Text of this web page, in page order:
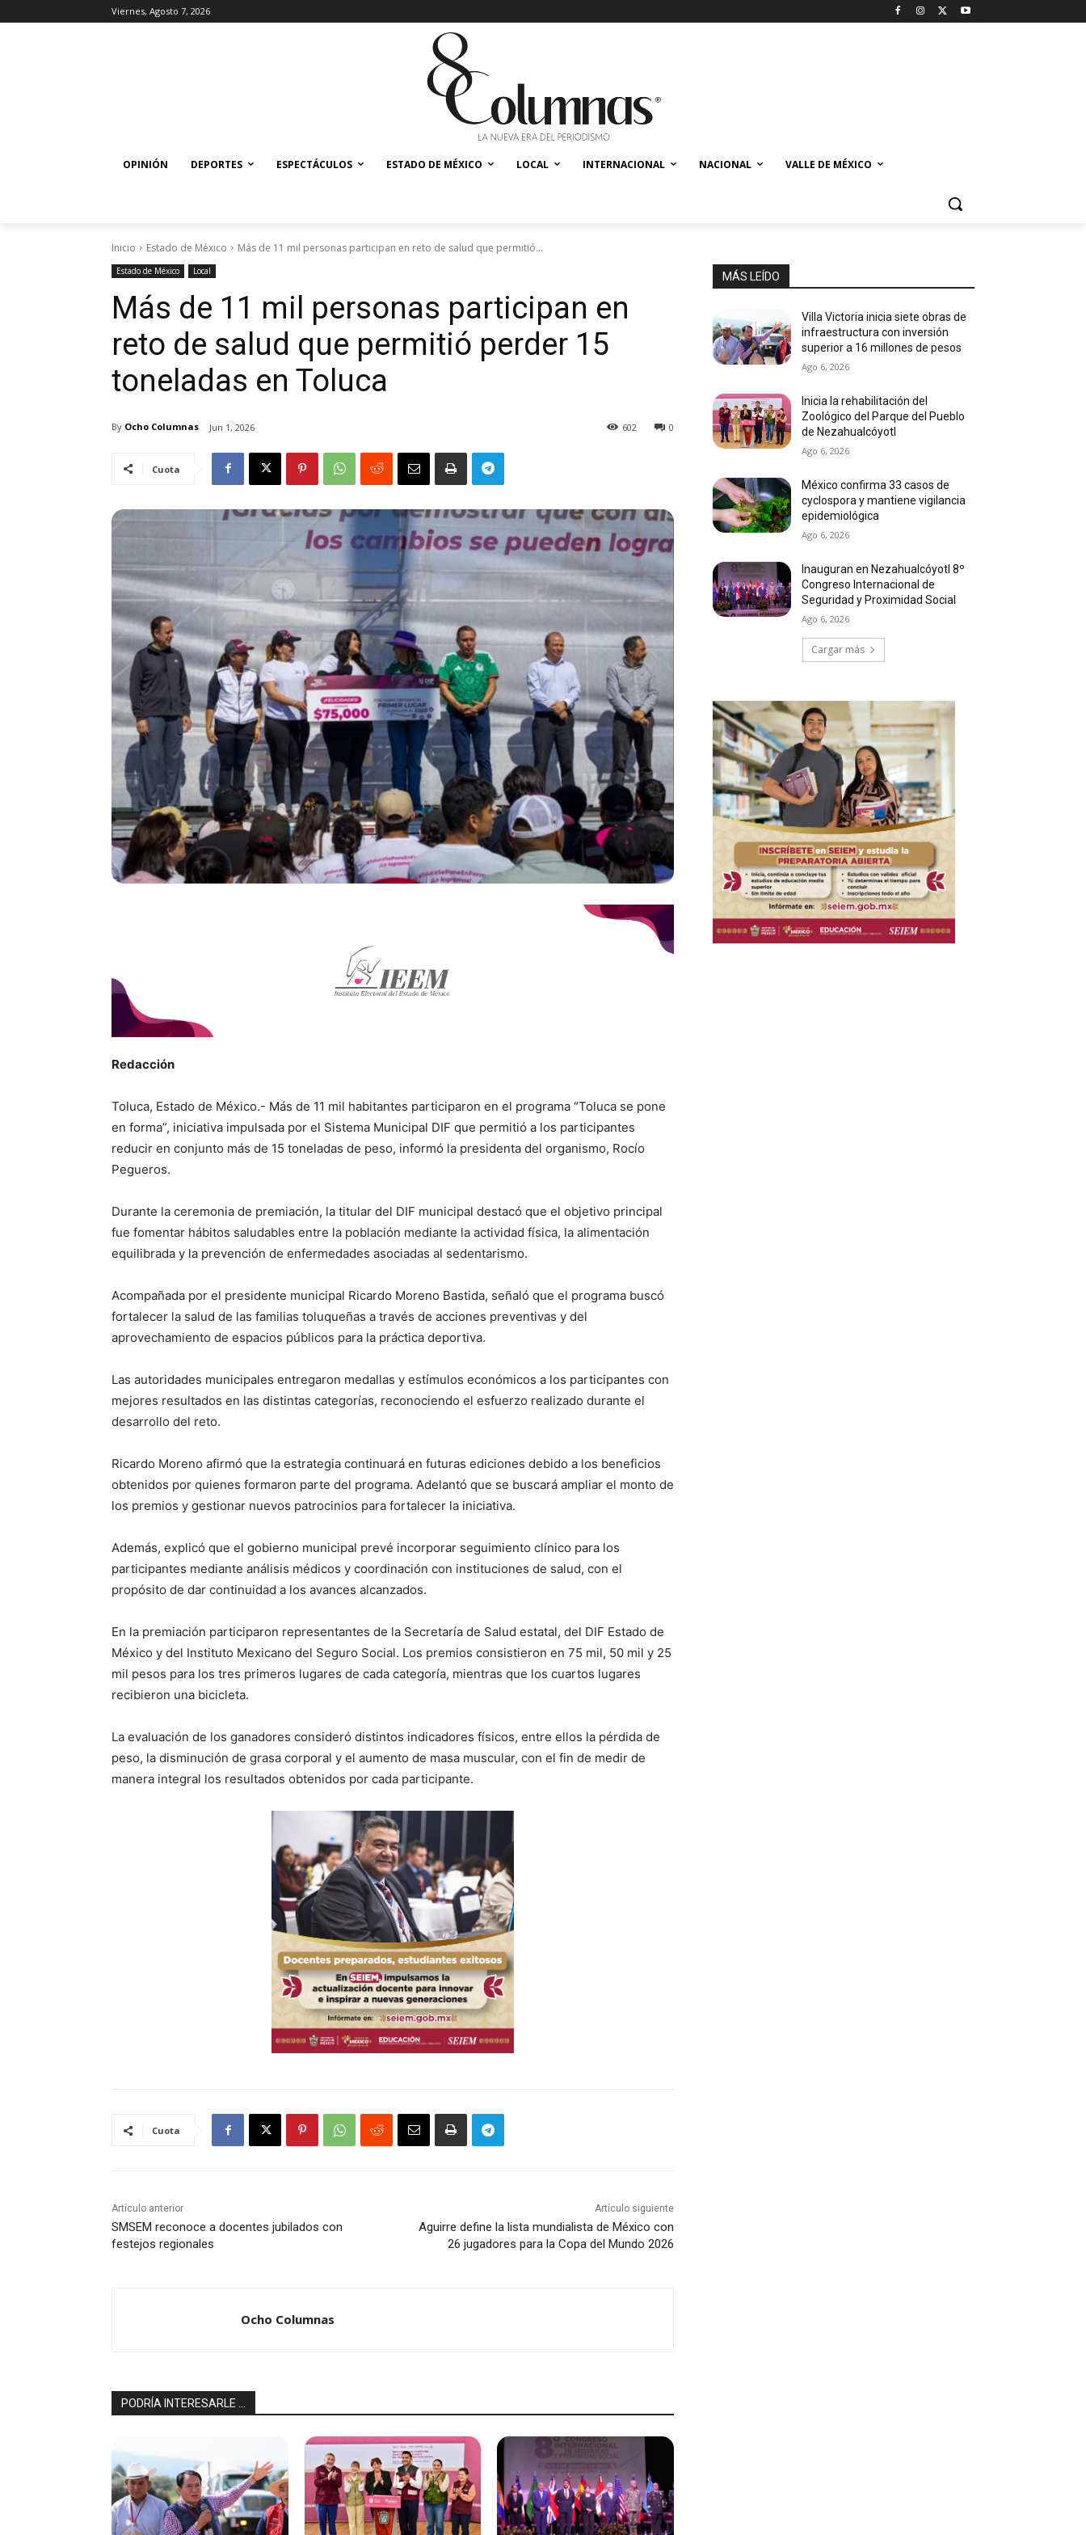
Viernes, Agosto 7, 2026
OPINIÓN DEPORTES ESPECTÁCULOS ESTADO DE MÉXICO LOCAL INTERNACIONAL NACIONAL VALLE DE MÉXICO
Inicio Estado de México Más de 11 mil personas participan en reto de salud que permitió...
Estado de México Local
Más de 11 mil personas participan en
reto de salud que permitió perder 15
toneladas en Toluca
By Ocho Columnas Jun 1, 2026 0
602
Cuota
Redacción
Toluca, Estado de México.- Más de 11 mil habitantes participaron en el programa “Toluca se pone
en forma”, iniciativa impulsada por el Sistema Municipal DIF que permitió a los participantes
reducir en conjunto más de 15 toneladas de peso, informó la presidenta del organismo, Rocío
Pegueros.
Durante la ceremonia de premiación, la titular del DIF municipal destacó que el objetivo principal
fue fomentar hábitos saludables entre la población mediante la actividad física, la alimentación
equilibrada y la prevención de enfermedades asociadas al sedentarismo.
Acompañada por el presidente municipal Ricardo Moreno Bastida, señaló que el programa buscó
fortalecer la salud de las familias toluqueñas a través de acciones preventivas y del
aprovechamiento de espacios públicos para la práctica deportiva.
Las autoridades municipales entregaron medallas y estímulos económicos a los participantes con
mejores resultados en las distintas categorías, reconociendo el esfuerzo realizado durante el
desarrollo del reto.
Ricardo Moreno afirmó que la estrategia continuará en futuras ediciones debido a los beneficios
obtenidos por quienes formaron parte del programa. Adelantó que se buscará ampliar el monto de
los premios y gestionar nuevos patrocinios para fortalecer la iniciativa.
Además, explicó que el gobierno municipal prevé incorporar seguimiento clínico para los
participantes mediante análisis médicos y coordinación con instituciones de salud, con el
propósito de dar continuidad a los avances alcanzados.
En la premiación participaron representantes de la Secretaría de Salud estatal, del DIF Estado de
México y del Instituto Mexicano del Seguro Social. Los premios consistieron en 75 mil, 50 mil y 25
mil pesos para los tres primeros lugares de cada categoría, mientras que los cuartos lugares
recibieron una bicicleta.
La evaluación de los ganadores consideró distintos indicadores físicos, entre ellos la pérdida de
peso, la disminución de grasa corporal y el aumento de masa muscular, con el fin de medir de
manera integral los resultados obtenidos por cada participante.
Cuota
Artículo anterior
SMSEM reconoce a docentes jubilados con
festejos regionales
Artículo siguiente
Aguirre define la lista mundialista de México con
26 jugadores para la Copa del Mundo 2026
Ocho Columnas
PODRÍA INTERESARLE ...
MÁS LEÍDO
Villa Victoria inicia siete obras de
infraestructura con inversión
superior a 16 millones de pesos
Ago 6, 2026
Inicia la rehabilitación del
Zoológico del Parque del Pueblo
de Nezahualcóyotl
Ago 6, 2026
México confirma 33 casos de
cyclospora y mantiene vigilancia
epidemiológica
Ago 6, 2026
Inauguran en Nezahualcóyotl 8º
Congreso Internacional de
Seguridad y Proximidad Social
Ago 6, 2026
Cargar más